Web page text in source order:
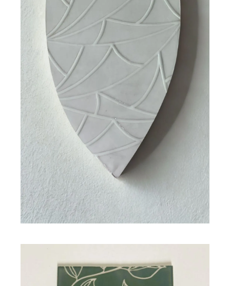
Plaque design en céramique
JULIANA
140,00